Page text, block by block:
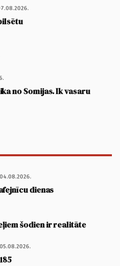
no Somijas. Ik vasaru
04.08.2026.
dienas
šodien ir realitāte
05.08.2026.